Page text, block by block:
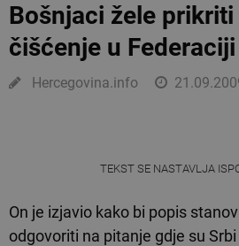
Bošnjaci žele
čišćenje u Federaciji
Hercegovina.info
TEKST SE NASTAVLJA
On je izjavio kako bi popis
odgovoriti na pitanje gdje su